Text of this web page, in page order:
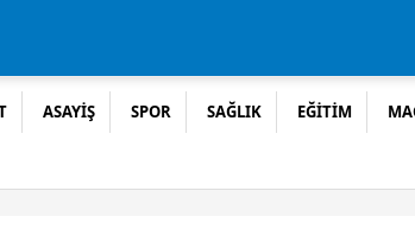
ASAYİŞ SPOR SAĞLIK EĞİTİM